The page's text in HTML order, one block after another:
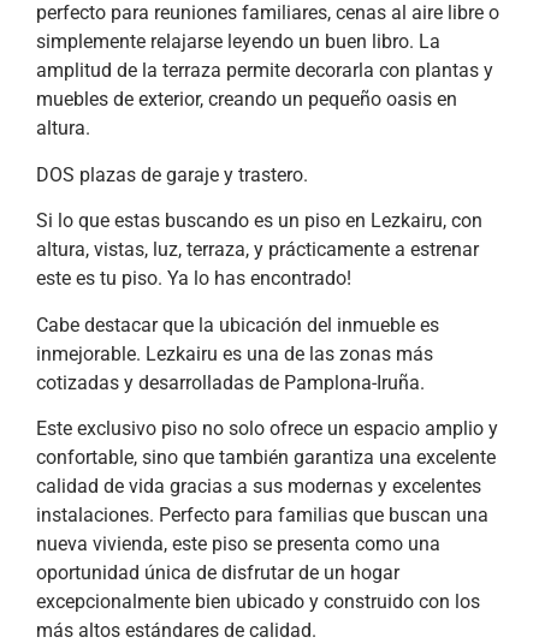
perfecto para reuniones familiares, cenas al aire libre o
simplemente relajarse leyendo un buen libro. La
amplitud de la terraza permite decorarla con plantas y
muebles de exterior, creando un pequeño oasis en
altura.
DOS plazas de garaje y trastero.
Si lo que estas buscando es un piso en Lezkairu, con
altura, vistas, luz, terraza, y prácticamente a estrenar
este es tu piso. Ya lo has encontrado!
Cabe destacar que la ubicación del inmueble es
inmejorable. Lezkairu es una de las zonas más
cotizadas y desarrolladas de Pamplona-Iruña.
Este exclusivo piso no solo ofrece un espacio amplio y
confortable, sino que también garantiza una excelente
calidad de vida gracias a sus modernas y excelentes
instalaciones. Perfecto para familias que buscan una
nueva vivienda, este piso se presenta como una
oportunidad única de disfrutar de un hogar
excepcionalmente bien ubicado y construido con los
más altos estándares de calidad.